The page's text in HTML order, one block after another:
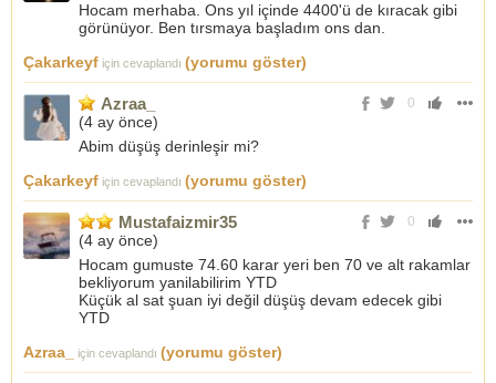
Hocam merhaba. Ons yıl içinde 4400'ü de kıracak gibi
görünüyor. Ben tırsmaya başladım ons dan.
Çakarkeyf için cevaplandı (yorumu göster)
0
Azraa_
(4 ay önce)
Abim düşüş derinleşir mi?
Çakarkeyf için cevaplandı (yorumu göster)
0
Mustafaizmir35
(4 ay önce)
Hocam gumuste 74.60 karar yeri ben 70 ve alt rakamlar
bekliyorum yanilabilirim YTD
Küçük al sat şuan iyi değil düşüş devam edecek gibi
YTD
Azraa_
için cevaplandı (yorumu göster)